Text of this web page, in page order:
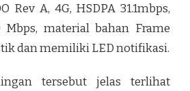
Rev A, 4G, HSDPA 31.1mbps,
Mbps, material bahan Frame
dan memiliki LED notifikasi.
tersebut jelas terlihat